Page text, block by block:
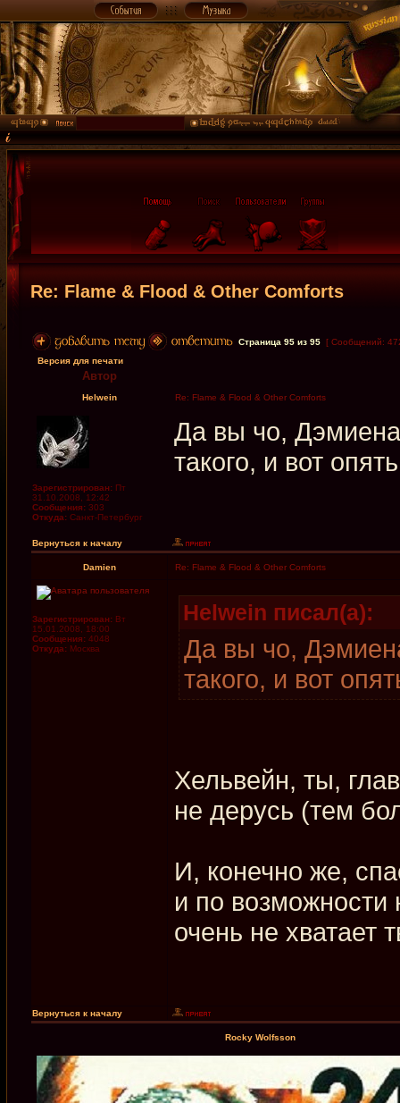
Re: Flame & Flood & Other Comforts
Страница 95 из 95 [ Сообщений:
Версия для печати
Автор
Helwein Re: Flame & Flood & Other Comforts
Зарегистрирован: Пт
31.10.2008, 12:42
Сообщения: 303
Откуда: Санкт-Петербург
Да вы чо,
такого, и вот
Вернуться к началу
Damien Re: Flame & Flood & Other Comforts
Зарегистрирован: Вт
15.01.2008, 18:00
Сообщения: 4048
Откуда: Москва
Helwein писал(а):
Да вы чо,
такого, и вот
Хельвейн, ты,
не дерусь (тем
И, конечно же,
и по
очень не хватает
Вернуться к началу
Rocky Wolfsson